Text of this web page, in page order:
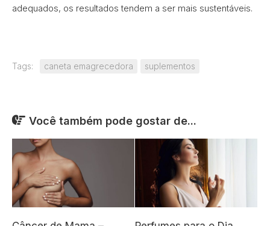
adequados, os resultados tendem a ser mais sustentáveis.
Tags: caneta emagrecedora suplementos
Você também pode gostar de...